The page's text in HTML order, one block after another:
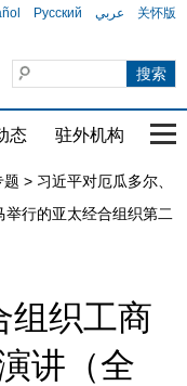
Русский عربي 关怀版
态 驻外机构 国
题 > 习近平对厄瓜多尔、
行的亚太经合组织第二
组织工商
讲（全